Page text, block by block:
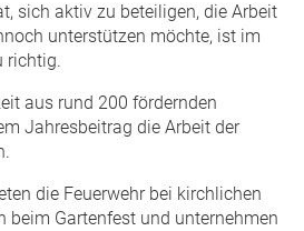
sich aktiv zu beteiligen, die Arbeit
unterstützen möchte, ist im
richtig.
aus rund 200 fördernden
Jahresbeitrag die Arbeit der
die Feuerwehr bei kirchlichen
beim Gartenfest und unternehmen